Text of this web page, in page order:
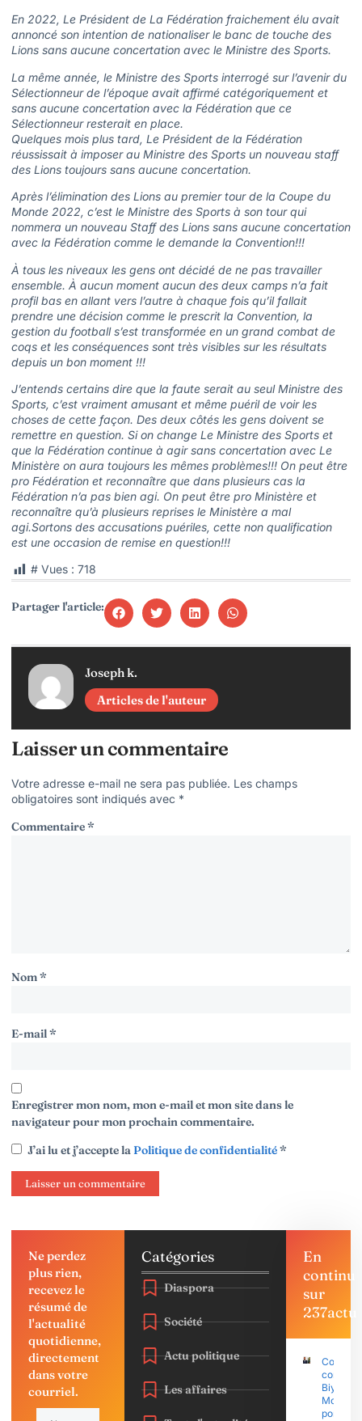
En 2022, Le Président de La Fédération fraichement élu avait
annoncé son intention de nationaliser le banc de touche des
Lions sans aucune concertation avec le Ministre des Sports.
La même année, le Ministre des Sports interrogé sur l’avenir du
Sélectionneur de l’époque avait affirmé catégoriquement et
sans aucune concertation avec la Fédération que ce
Sélectionneur resterait en place.
Quelques mois plus tard, Le Président de la Fédération
réussissait à imposer au Ministre des Sports un nouveau staff
des Lions toujours sans aucune concertation.
Après l’élimination des Lions au premier tour de la Coupe du
Monde 2022, c’est le Ministre des Sports à son tour qui
nommera un nouveau Staff des Lions sans aucune concertation
avec la Fédération comme le demande la Convention!!!
À tous les niveaux les gens ont décidé de ne pas travailler
ensemble. À aucun moment aucun des deux camps n’a fait
profil bas en allant vers l’autre à chaque fois qu’il fallait
prendre une décision comme le prescrit la Convention, la
gestion du football s’est transformée en un grand combat de
coqs et les conséquences sont très visibles sur les résultats
depuis un bon moment !!!
J’entends certains dire que la faute serait au seul Ministre des
Sports, c’est vraiment amusant et même puéril de voir les
choses de cette façon. Des deux côtés les gens doivent se
remettre en question. Si on change Le Ministre des Sports et
que la Fédération continue à agir sans concertation avec Le
Ministère on aura toujours les mêmes problèmes!!! On peut être
pro Fédération et reconnaître que dans plusieurs cas la
Fédération n’a pas bien agi. On peut être pro Ministère et
reconnaître qu’à plusieurs reprises le Ministère a mal
agi.Sortons des accusations puériles, cette non qualification
est une occasion de remise en question!!!
# Vues : 718
Partager l'article:
Joseph k.
Articles de l'auteur
Laisser un commentaire
Votre adresse e-mail ne sera pas publiée. Les champs
obligatoires sont indiqués avec *
Commentaire*
Nom*
E-mail*
Enregistrer mon nom, mon e-mail et mon site dans le
navigateur pour mon prochain commentaire.
J’ai lu et j’accepte laPolitique de confidentialité*
Ne perdez
plus rien,
recevez le
résumé de
l'actualité
quotidienne,
directement
dans votre
courriel.
Catégories
Diaspora
Société
Actu politique
Les affaires
En
continu
sur
237actu
Coup
contre
Biya :
porte